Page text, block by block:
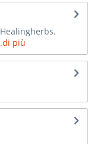
di più